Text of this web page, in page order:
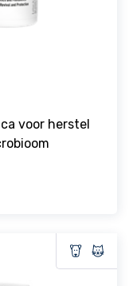
voor herstel